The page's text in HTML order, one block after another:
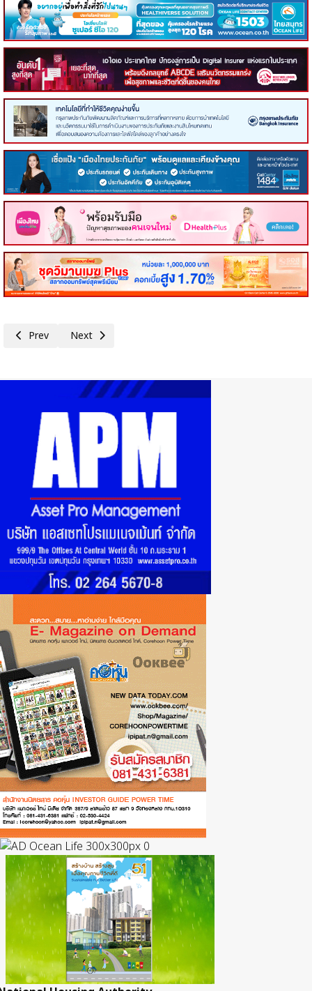
Previous article: IRPC คว้า 5 รางวัลยอดเยี่ยมแห่งเอเชีย จากเวที Asian
Prev Next article: GFC ร่วมงาน mai FORUM 2026 โชว์ศักยภ
Next